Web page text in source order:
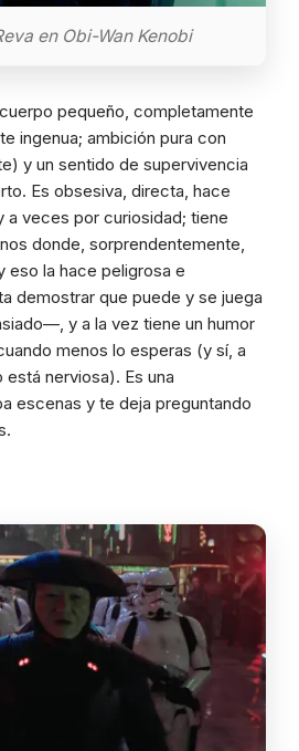
en Obi-Wan Kenobi
pequeño, completamente
ingenua; ambición pura con
y un sentido de supervivencia
Es obsesiva, directa, hace
a veces por curiosidad; tiene
donde, sorprendentemente,
eso la hace peligrosa e
demostrar que puede y se juega
y a la vez tiene un humor
menos lo esperas (y sí, a
nerviosa). Es una
escenas y te deja preguntando